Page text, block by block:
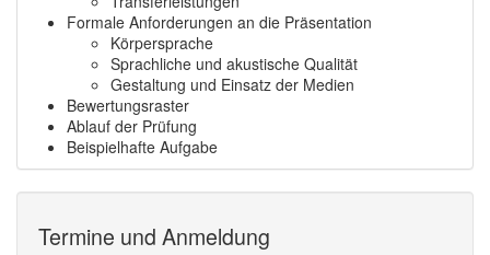
Formale Anforderungen an die Präsentation
Körpersprache
Sprachliche und akustische Qualität
Gestaltung und Einsatz der Medien
Bewertungsraster
Ablauf der Prüfung
Beispielhafte Aufgabe
Termine und Anmeldung